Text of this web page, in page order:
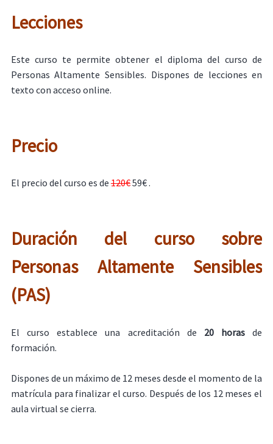
Lecciones
Este curso te permite obtener el diploma del curso de
Personas Altamente Sensibles. Dispones de lecciones en
texto con acceso online.
Precio
El precio del curso es de 120€59€ .
Duración del curso sobre
Personas Altamente Sensibles
(PAS)
El curso establece una acreditación de 20 horasde
formación.
Dispones de un máximo de 12 meses desde el momento de la
matrícula para finalizar el curso. Después de los 12 meses el
aula virtual se cierra.